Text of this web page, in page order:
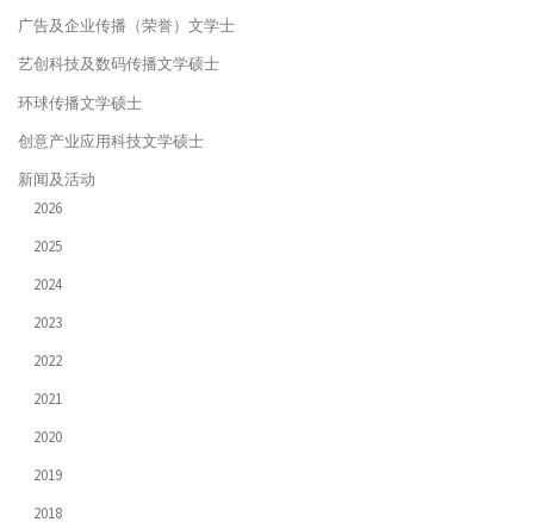
广告及企业传播（荣誉）文学士
艺创科技及数码传播文学硕士
环球传播文学硕士
创意产业应用科技文学硕士
新闻及活动
2026
2025
2024
2023
2022
2021
2020
2019
2018